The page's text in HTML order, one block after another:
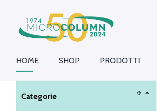
HOME SHOP PRODOTTI
Categorie